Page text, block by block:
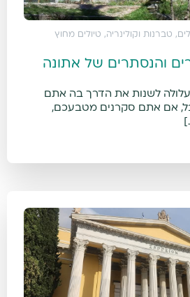
, טברנות וקולינריה, טיולים מחוץ
והנסתרים של אתונה
לשנות את הדרך בה אתם
אם אתם סקרנים מטבעכם,